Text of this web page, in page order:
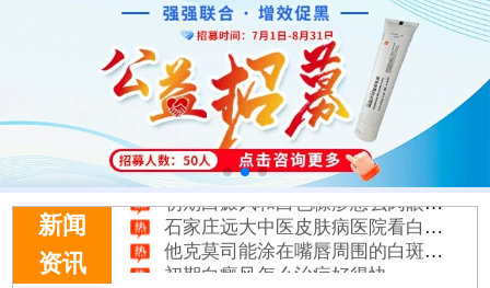
新闻
资讯
白癜风长期用激素药膏会有副作用吗
伍德灯结果显示亮白色荧光代表什么意思
脸上长了小白点是什么情况
白癜风用芦可替尼乳膏多久能恢复正常色
身体黑色素缺失是什么原因造成的
初期白癜风和白色糠疹怎么肉眼区分
石家庄远大中医皮肤病医院看白斑好吗
他克莫司能涂在嘴唇周围的白斑上吗
初期白癜风怎么治疗好得快